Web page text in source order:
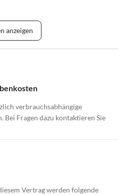
anzeigen
verbrauchsabhängige
Bei Fragen dazu kontaktieren Sie
Vertrag werden folgende